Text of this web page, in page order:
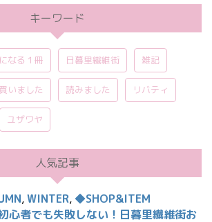
キーワード
なる１冊 日暮里繊維街 雑記
買いました 読みました リバティ
ユザワヤ
人気記事
,WINTER, ◆SHOP&ITEM
心者でも失敗しない！日暮里繊維街お